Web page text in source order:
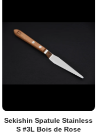
Sekishin Spatule Stainless
S #3L Bois de Rose
les 3 premières heures du
ouvrable.